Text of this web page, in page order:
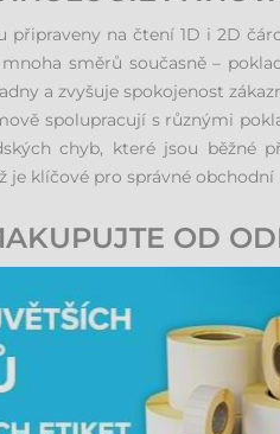
připraveny na čtení 1D i 2D
směrů současně –
a zvyšuje spokojenost
spolupracují s různými
chyb, které jsou běžné
je klíčové pro správné
OD